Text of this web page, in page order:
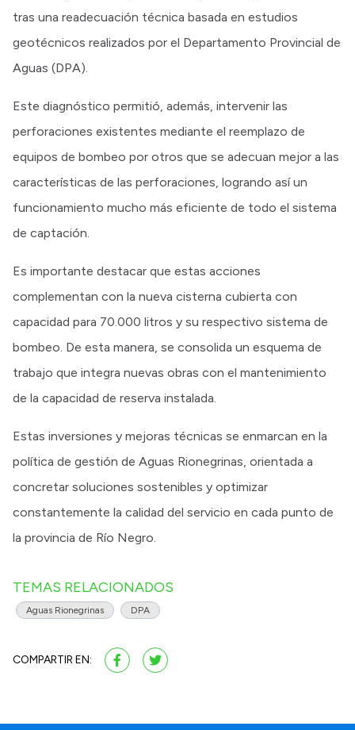
tras una readecuación técnica basada en estudios
geotécnicos realizados por el Departamento Provincial de
Aguas (DPA).
Este diagnóstico permitió, además, intervenir las
perforaciones existentes mediante el reemplazo de
equipos de bombeo por otros que se adecuan mejor a las
características de las perforaciones, logrando así un
funcionamiento mucho más eficiente de todo el sistema
de captación.
Es importante destacar que estas acciones
complementan con la nueva cisterna cubierta con
capacidad para 70.000 litros y su respectivo sistema de
bombeo. De esta manera, se consolida un esquema de
trabajo que integra nuevas obras con el mantenimiento
de la capacidad de reserva instalada.
Estas inversiones y mejoras técnicas se enmarcan en la
política de gestión de Aguas Rionegrinas, orientada a
concretar soluciones sostenibles y optimizar
constantemente la calidad del servicio en cada punto de
la provincia de Río Negro.
TEMAS RELACIONADOS
Aguas Rionegrinas DPA
COMPARTIR EN: